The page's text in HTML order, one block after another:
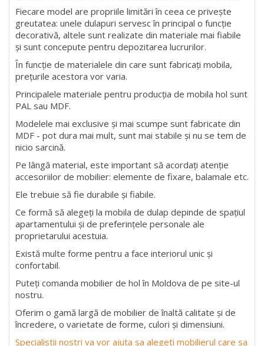
Fiecare model are propriile limitări în ceea ce privește
greutatea: unele dulapuri servesc în principal o funcție
decorativă, altele sunt realizate din materiale mai fiabile
și sunt concepute pentru depozitarea lucrurilor.
În funcție de materialele din care sunt fabricați mobila,
prețurile acestora vor varia.
Principalele materiale pentru producția de mobila hol sunt
PAL sau MDF.
Modelele mai exclusive și mai scumpe sunt fabricate din
MDF - pot dura mai mult, sunt mai stabile și nu se tem de
nicio sarcină.
Pe lângă material, este important să acordați atenție
accesoriilor de mobilier: elemente de fixare, balamale etc.
Ele trebuie să fie durabile și fiabile.
Ce formă să alegeți la mobila de dulap depinde de spațiul
apartamentului și de preferințele personale ale
proprietarului acestuia.
Există multe forme pentru a face interiorul unic și
confortabil.
Puteți comanda mobilier de hol în Moldova de pe site-ul
nostru.
Oferim o gamă largă de mobilier de înaltă calitate și de
încredere, o varietate de forme, culori și dimensiuni.
Specialistii nostri va vor ajuta sa alegeti mobilierul care sa